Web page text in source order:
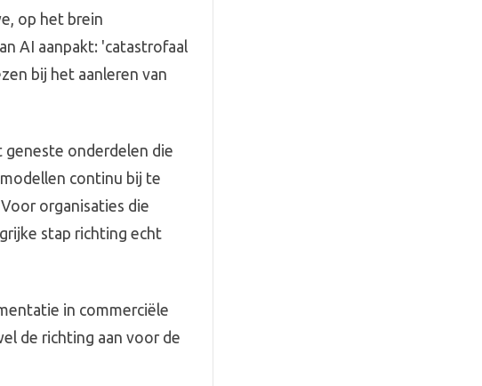
op het brein
AI aanpakt: 'catastrofaal
bij het aanleren van
geneste onderdelen die
continu bij te
organisaties die
stap richting echt
in commerciële
de richting aan voor de